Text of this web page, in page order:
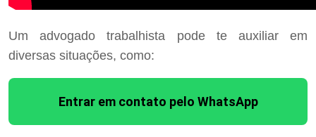
Um advogado trabalhista pode te auxiliar em
diversas situações, como:
Entrar em contato pelo WhatsApp